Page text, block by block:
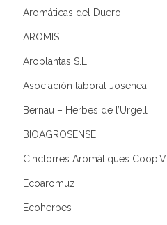
Aromáticas del Duero
AROMIS
Aroplantas S.L.
Asociación laboral Josenea
Bernau – Herbes de l’Urgell
BIOAGROSENSE
Cinctorres Aromàtiques Coop.V.
Ecoaromuz
Ecoherbes